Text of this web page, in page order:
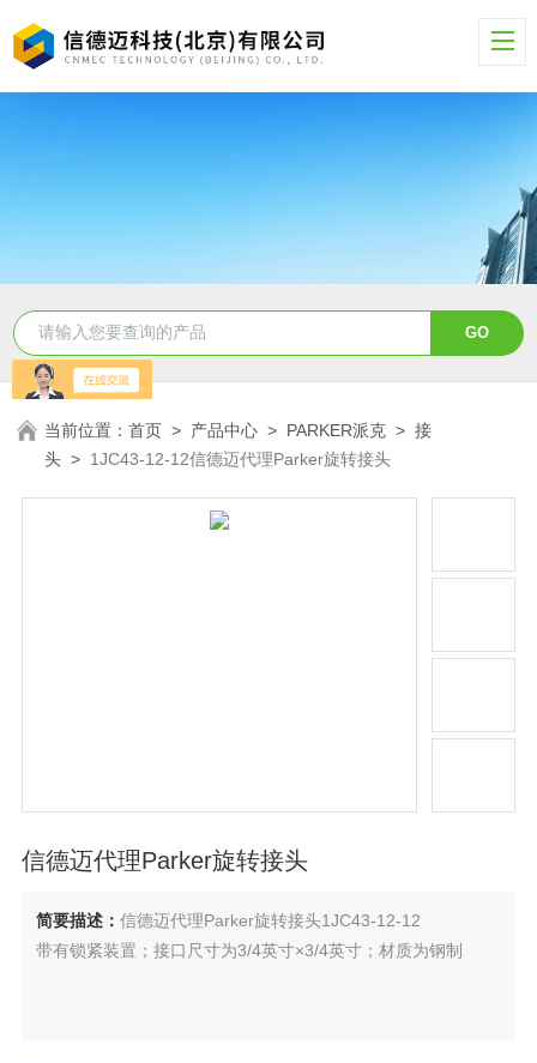
当前位置：首页 > 产品中心 > PARKER派克 >接
头 > 1JC43-12-12信德迈代理Parker旋转接头
信德迈代理Parker旋转接头
简要描述： 信德迈代理Parker旋转接头1JC43-12-12
带有锁紧装置；接口尺寸为3/4英寸×3/4英寸；材质为钢制